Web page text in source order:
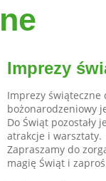
Imprezy
Imprezy świąteczne
bożonarodzeniowy
Do Świąt pozostały
atrakcje i warsztaty.
Zapraszamy do
magię Świąt i